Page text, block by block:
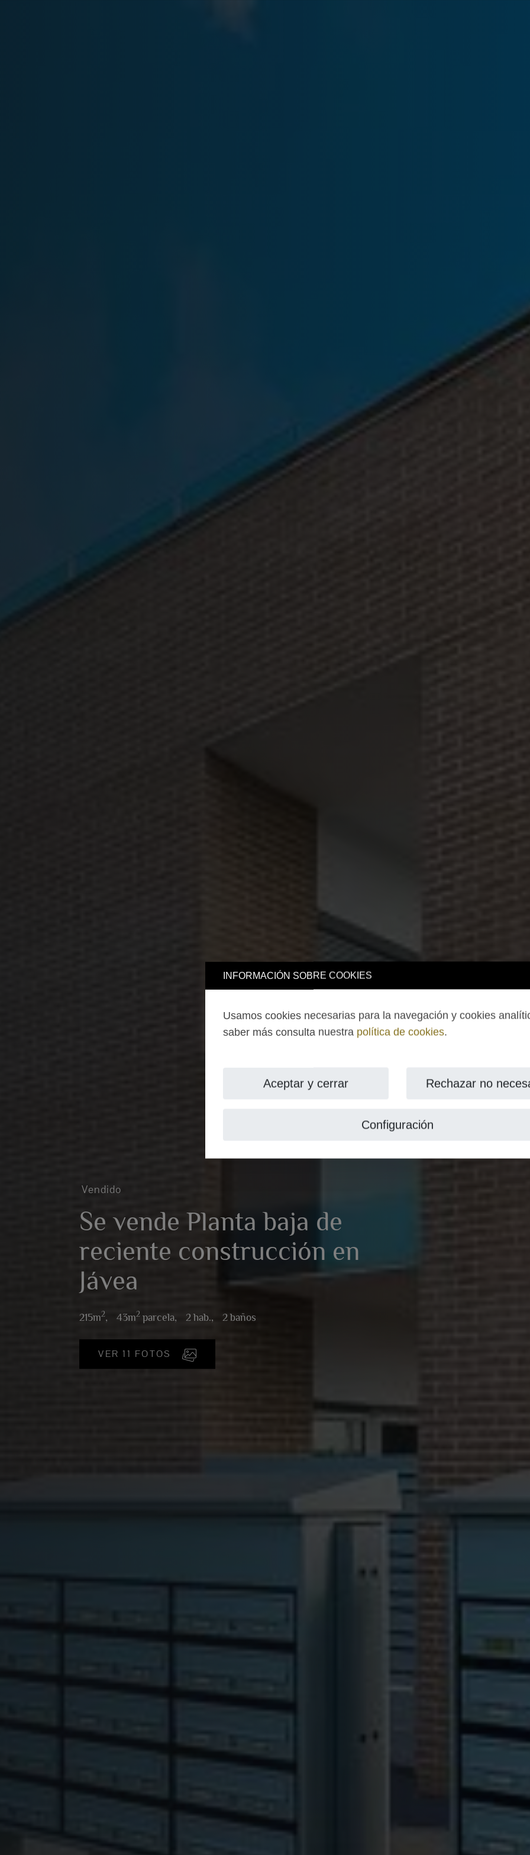
INFORMACIÓN SOBRE COOKIES
Usamos cookies necesarias para la navegación y cookies
saber más consulta nuestra política de cookies.
Aceptar y cerrar Rechazar no
Configuración
Vendido
Se vende Planta baja de
reciente construcción en
Jávea
215m2, 43m2 parcela, 2 hab., 2 baños
VER 11 FOTOS